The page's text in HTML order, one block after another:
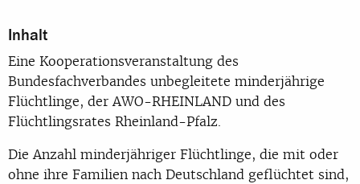
Inhalt
Eine Kooperationsveranstaltung des
Bundesfachverbandes unbegleitete minderjährige
Flüchtlinge, der AWO-RHEINLAND und des
Flüchtlingsrates Rheinland-Pfalz.
Die Anzahl minderjähriger Flüchtlinge, die mit oder
ohne ihre Familien nach Deutschland geflüchtet sind,